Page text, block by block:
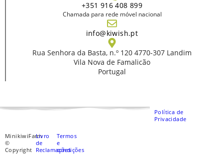
+351 916 408 899
Chamada para rede móvel nacional
info@kiwish.pt
Rua Senhora da Basta, n.º 120 4770-307 Landim
Vila Nova de Famalicão
Portugal
Política de
Privacidade
MinikiwiFarm
©
Copyright
Livro
de
Reclamações
Termos
e
condições